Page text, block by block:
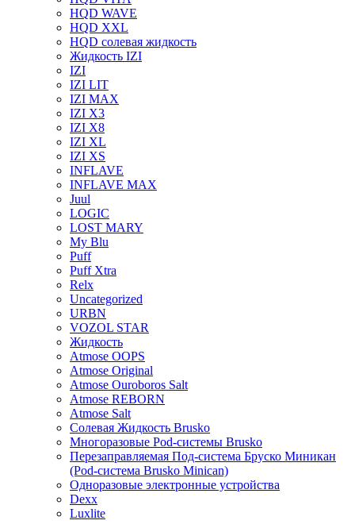
HQD WAVE
HQD XXL
HQD солевая жидкость
Жидкость IZI
IZI
IZI LIT
IZI MAX
IZI X3
IZI X8
IZI XL
IZI XS
INFLAVE
INFLAVE MAX
Juul
LOGIC
LOST MARY
My Blu
Puff
Puff Xtra
Relx
Uncategorized
URBN
VOZOL STAR
Жидкость
Atmose OOPS
Atmose Original
Atmose Ouroboros Salt
Atmose REBORN
Atmose Salt
Солевая Жидкость Brusko
Многоразовые Pod-системы Brusko
Перезаправляемая Под-система Бруско Миникан
(Pod-система Brusko Minican)
Одноразовые электронные устройства
Dexx
Luxlite